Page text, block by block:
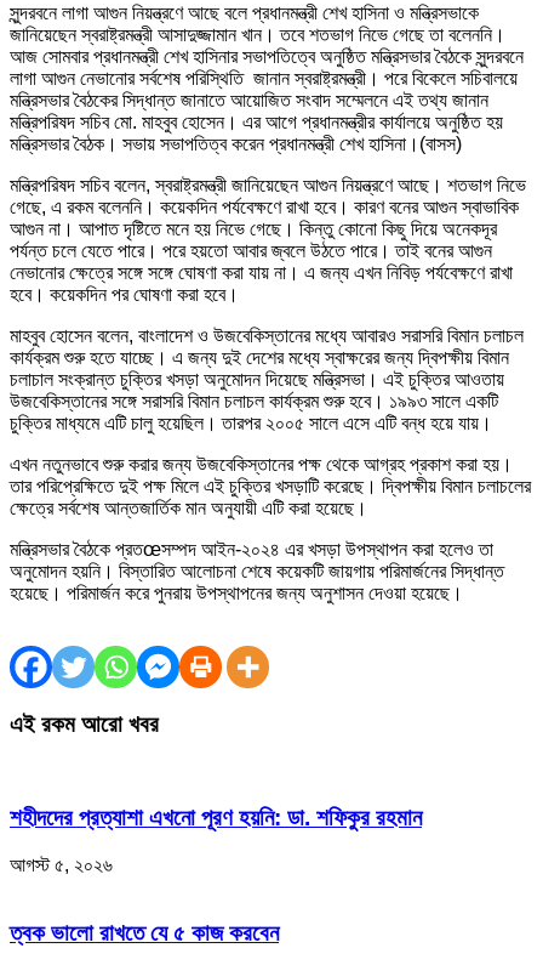
সুন্দরবনে লাগা আগুন নিয়ন্ত্রণে আছে বলে প্রধানমন্ত্রী শেখ হাসিনা ও মন্ত্রিসভাকে
জানিয়েছেন স্বরাষ্ট্রমন্ত্রী আসাদুজ্জামান খান। তবে শতভাগ নিভে গেছে তা বলেননি।
আজ সোমবার প্রধানমন্ত্রী শেখ হাসিনার সভাপতিত্বে অনুষ্ঠিত মন্ত্রিসভার বৈঠকে সুন্দরবনে
লাগা আগুন নেভানোর সর্বশেষ পরিস্থিতি জানান স্বরাষ্ট্রমন্ত্রী। পরে বিকেলে সচিবালয়ে
মন্ত্রিসভার বৈঠকের সিদ্ধান্ত জানাতে আয়োজিত সংবাদ সম্মেলনে এই তথ্য জানান
মন্ত্রিপরিষদ সচিব মো. মাহবুব হোসেন। এর আগে প্রধানমন্ত্রীর কার্যালয়ে অনুষ্ঠিত হয়
মন্ত্রিসভার বৈঠক। সভায় সভাপতিত্ব করেন প্রধানমন্ত্রী শেখ হাসিনা।(বাসস)
মন্ত্রিপরিষদ সচিব বলেন, স্বরাষ্ট্রমন্ত্রী জানিয়েছেন আগুন নিয়ন্ত্রণে আছে। শতভাগ নিভে
গেছে, এ রকম বলেননি। কয়েকদিন পর্যবেক্ষণে রাখা হবে। কারণ বনের আগুন স্বাভাবিক
আগুন না। আপাত দৃষ্টিতে মনে হয় নিভে গেছে। কিন্তু কোনো কিছু দিয়ে অনেকদূর
পর্যন্ত চলে যেতে পারে। পরে হয়তো আবার জ্বলে উঠতে পারে। তাই বনের আগুন
নেভানোর ক্ষেত্রে সঙ্গে সঙ্গে ঘোষণা করা যায় না। এ জন্য এখন নিবিড় পর্যবেক্ষণে রাখা
হবে। কয়েকদিন পর ঘোষণা করা হবে।
মাহবুব হোসেন বলেন, বাংলাদেশ ও উজবেকিস্তানের মধ্যে আবারও সরাসরি বিমান চলাচল
কার্যক্রম শুরু হতে যাচ্ছে। এ জন্য দুই দেশের মধ্যে স্বাক্ষরের জন্য দ্বিপক্ষীয় বিমান
চলাচাল সংক্রান্ত চুক্তির খসড়া অনুমোদন দিয়েছে মন্ত্রিসভা। এই চুক্তির আওতায়
উজবেকিস্তানের সঙ্গে সরাসরি বিমান চলাচল কার্যক্রম শুরু হবে। ১৯৯৩ সালে একটি
চুক্তির মাধ্যমে এটি চালু হয়েছিল। তারপর ২০০৫ সালে এসে এটি বন্ধ হয়ে যায়।
এখন নতুনভাবে শুরু করার জন্য উজবেকিস্তানের পক্ষ থেকে আগ্রহ প্রকাশ করা হয়।
তার পরিপ্রেক্ষিতে দুই পক্ষ মিলে এই চুক্তির খসড়াটি করেছে। দ্বিপক্ষীয় বিমান চলাচলের
ক্ষেত্রে সর্বশেষ আন্তজার্তিক মান অনুযায়ী এটি করা হয়েছে।
মন্ত্রিসভার বৈঠকে প্রতœসম্পদ আইন-২০২৪ এর খসড়া উপস্থাপন করা হলেও তা
অনুমোদন হয়নি। বিস্তারিত আলোচনা শেষে কয়েকটি জায়গায় পরিমার্জনের সিদ্ধান্ত
হয়েছে। পরিমার্জন করে পুনরায় উপস্থাপনের জন্য অনুশাসন দেওয়া হয়েছে।
এই রকম আরো খবর
শহীদদের প্রত্যাশা এখনো পূরণ হয়নি: ডা. শফিকুর রহমান
আগস্ট ৫, ২০২৬
ত্বক ভালো রাখতে যে ৫ কাজ করবেন